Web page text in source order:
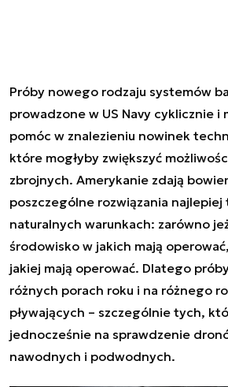
Próby nowego rodzaju systemów
prowadzone w US Navy cyklicznie i
pomóc w znalezieniu nowinek
które mogłyby zwiększyć
zbrojnych. Amerykanie zdają
poszczególne rozwiązania
naturalnych warunkach: zarówno
środowisko w jakich mają
jakiej mają operować. Dlatego
różnych porach roku i na różnego
pływających – szczególnie tych,
jednocześnie na sprawdzenie
nawodnych i podwodnych.